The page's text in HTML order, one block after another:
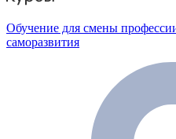
Обучение для смены
саморазвития